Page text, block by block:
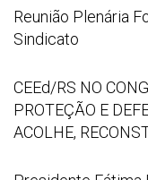
2026
07
16
52
53
Reunião
Plenária
de
Sede
do
CEEd/RS
Reunião Plenária
Sindicato
CEEd/RS
NO
CONGRESSO
DE
CEEd/RS NO
PROTEÇÃO E
ACOLHE,